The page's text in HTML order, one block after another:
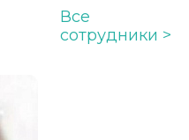
Все
сотрудники